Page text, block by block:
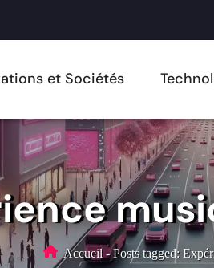
et Sociétés
Accueil - Posts tagged: